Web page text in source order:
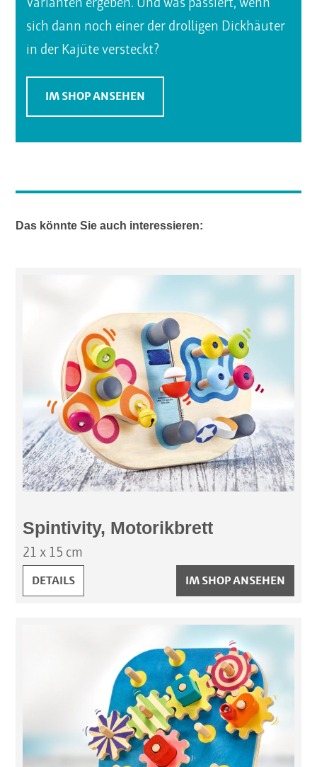
Varianten ergeben. Und was passiert, wenn
sich dann noch einer der drolligen Dickhäuter
in der Kajüte versteckt?
IM SHOP ANSEHEN
Das könnte Sie auch interessieren:
Spintivity, Motorikbrett
21 x 15 cm
SPINTIVITY, MOTORIKBRETT:
DETAILS IM SHOP ANSEHEN